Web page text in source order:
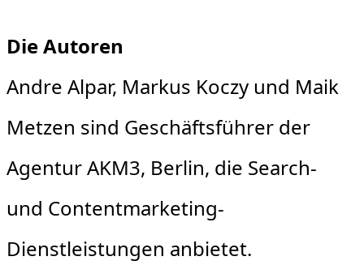
Die Autoren
Andre Alpar, Markus Koczy und Maik
Metzen sind Geschäftsführer der
Agentur AKM3, Berlin, die Search-
und Contentmarketing-
Dienstleistungen anbietet.